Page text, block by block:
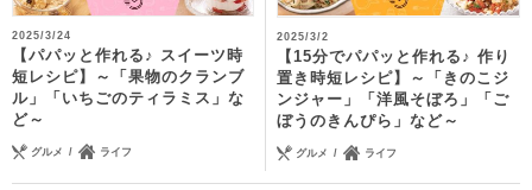
2025/3/24
【パパッと作れる♪ スイーツ時
短レシピ】～「果物のクランブ
ル」「いちごのティラミス」な
ど～
グルメ ライフ
2025/3/2
【15分でパパッと作れる♪ 作り
置き時短レシピ】～「きのこジ
ンジャー」「洋風そぼろ」「ご
ぼうのきんぴら」など～
グルメ ライフ